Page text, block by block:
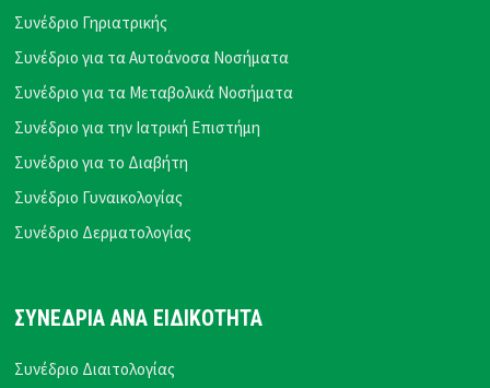
Συνέδριο Γηριατρικής
Συνέδριο για τα Αυτοάνοσα Νοσήματα
Συνέδριο για τα Μεταβολικά Νοσήματα
Συνέδριο για την Ιατρική Επιστήμη
Συνέδριο για το Διαβήτη
Συνέδριο Γυναικολογίας
Συνέδριο Δερματολογίας
ΣΥΝΕΔΡΙΑ ΑΝΑ ΕΙΔΙΚΟΤΗΤΑ
Συνέδριο Διαιτολογίας